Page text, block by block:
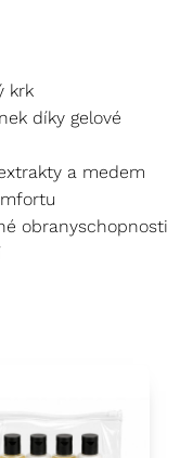
krk
díky gelové
a medem
obranyschopnosti